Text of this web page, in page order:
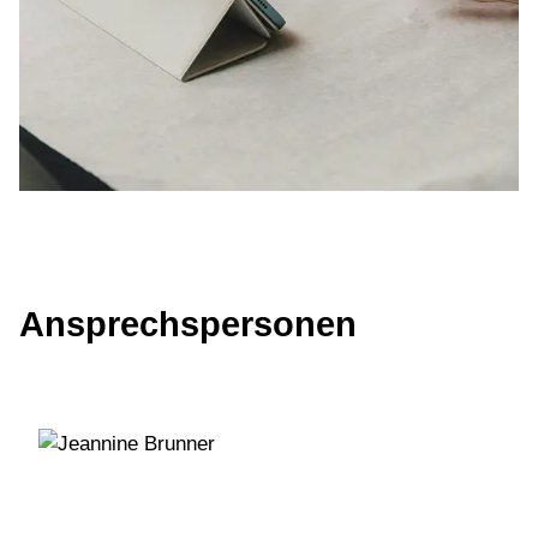
Ansprechspersonen